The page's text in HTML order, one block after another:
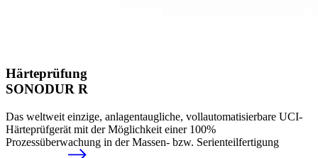
Härteprüfung
SONODUR R
Das weltweit einzige, anlagentaugliche, vollautomatisierbare UCI-
Härteprüfgerät mit der Möglichkeit einer 100%
Prozessüberwachung in der Massen- bzw. Serienteilfertigung